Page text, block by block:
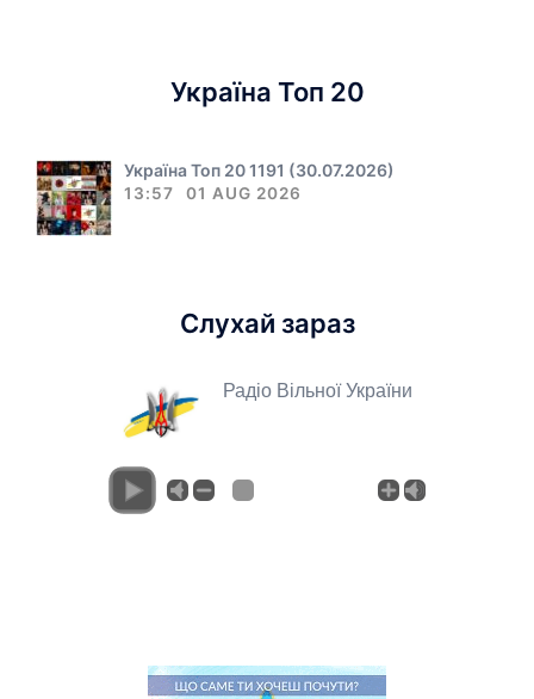
Україна Топ 20
Україна Топ 20 1191 (30.07.2026)
13:57 01 AUG 2026
Слухай зараз
Радіо Вільної України